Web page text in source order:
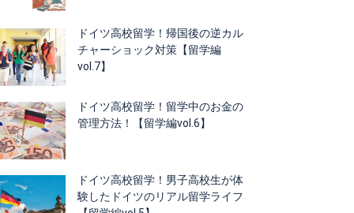
ドイツ高校留学！帰国後の逆カル
チャーショック対策【留学編
vol.7】
ドイツ高校留学！留学中のお金の
管理方法！【留学編vol.6】
ドイツ高校留学！男子高校生が体
験したドイツのリアル留学ライフ